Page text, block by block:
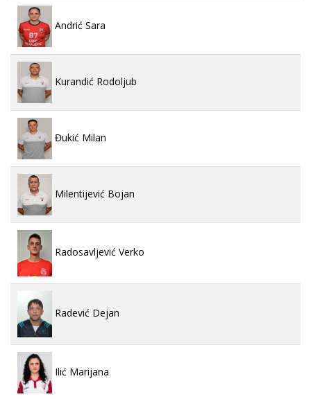
Andrić Sara
Kurandić Rodoljub
Đukić Milan
Milentijević Bojan
Radosavljević Verko
Radević Dejan
Ilić Marijana